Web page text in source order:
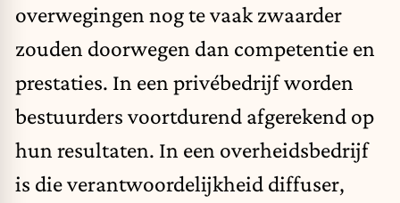
overwegingen nog te vaak zwaarder
zouden doorwegen dan competentie en
prestaties. In een privébedrijf worden
bestuurders voortdurend afgerekend op
hun resultaten. In een overheidsbedrijf
is die verantwoordelijkheid diffuser,